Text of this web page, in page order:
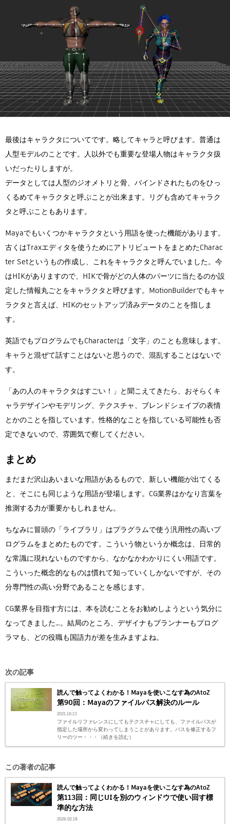
最後はキャラクタについてです。略してキャラと呼びます。普通は
人型モデルのことです。人以外でも重要な登場人物はキャラクタ扱
いだったりしますが。
データとしては人型のジオメトリと骨、バインドされたものをひっ
くるめてキャラクタと呼ぶことが出来ます。リグも含めてキャラク
タと呼ぶこともあります。
Mayaでもいくつかキャラクタという用語を使った機能があります。
古くはTraxエディタを使うためにアトリビュートをまとめたCharac
ter Setというもの作成し、これをキャラクタと呼んでいました。今
はHIKがありますので、HIKで骨がどの人体のパーツに当たるのか設
定した情報丸ごとをキャラクタと呼びます。MotionBuilderでもキャ
ラクタと言えば、HIKのセットアップ済みデータのことを指しま
す。
英語でもプログラムでもCharacterは「文字」のことも意味します。
キャラと混ぜて話すことはないと思うので、混乱することはないで
す。
「あの人のキャラクタはすごい！」と聞こえてきたら、おそらくキ
ャラデザインやモデリング、テクスチャ、ブレンドシェイプの表情
とかのことを指しています。性格的なことを指している可能性も否
定できないので、雰囲気で察してください。
まとめ
まだまだ沢山あいまいな用語があるもので、新しい機能が出てくる
と、そこにも同じような用語が登場します。CG業界はかなり言葉を
推測する力が重要かもしれません。
ちなみに冒頭の「ライブラリ」はプラグラムで使う汎用性の高いプ
ログラムをまとめたものです。こういう物というか概念は、日常的
な常識に現れないものですから、なかなかわかりにくい用語です。
こういった概念的なものは慣れて知っていくしかないですが、その
分専門性の高い分野であることを感じます。
CG業界を目指す方には、本を読むことをお勧めしようという気分に
なってきました…。結局のところ、デザイナもプランナーもプログ
ラマも、どの役職も国語力が差を生みますよね。
次の記事
読んで触ってよくわかる！Mayaを使いこなす為のAtoZ
第90回：Mayaのファイルパス解決のルール
2021.10.13
ファイルリファレンスにしてもテクスチャにしても、ファイルパスが
指定した場所から変わってしまうことがあります。パスを修正するフ
リーのツー・・・（続きを読む）
この著者の記事
読んで触ってよくわかる！Mayaを使いこなす為のAtoZ
第113回：同じUIを別のウィンドウで使い回す標
準的な方法
2026.02.18